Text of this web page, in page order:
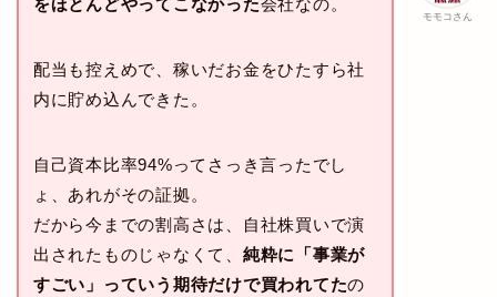
モモコさん
をほとんどやってこなかった会社なの。
配当も控えめで、稼いだお金をひたすら社
内に貯め込んできた。
自己資本比率94%ってさっき言ったでし
ょ、あれがその証拠。
だから今までの割高さは、自社株買いで演
出されたものじゃなくて、 純粋に「事業が
すごい」っていう期待だけで買われてたの